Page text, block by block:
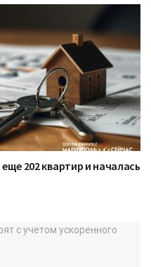
202 квартир и началась